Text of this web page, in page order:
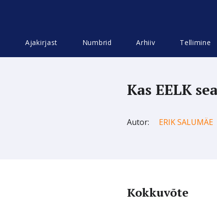
Ajakirjast Numbrid Arhiiv Tellimine
Kas EELK
Autor: ERIK SALUMÄE
Kokkuvõte